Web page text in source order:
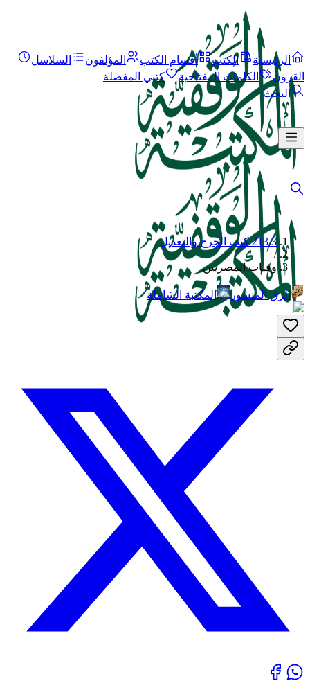
الرئيسية الكتب أقسام الكتب المؤلفون
السلاسل
القرون
الكلمات المفتاحية
كتبي المفضلة
البحث
213.3 كتب الجرح والتعديل
/
وفيات المصريين
الرق المنشور المكتبة الشاملة